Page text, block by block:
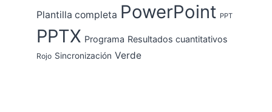
Plantilla completa PowerPoint PPT
PPTX Programa Resultados cuantitativos
Rojo Sincronización Verde